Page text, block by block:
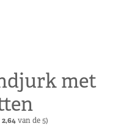
met
2,64van de 5)